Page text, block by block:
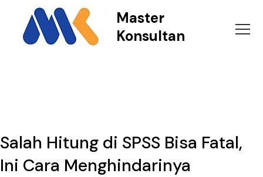
Master
Konsultan
Salah Hitung di SPSS Bisa Fatal,
Ini Cara Menghindarinya